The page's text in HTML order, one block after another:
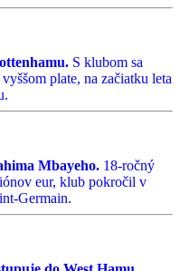
S klubom sa
plate, na začiatku leta
Mbayeho. 18-ročný
eur, klub pokročil v
Germain.